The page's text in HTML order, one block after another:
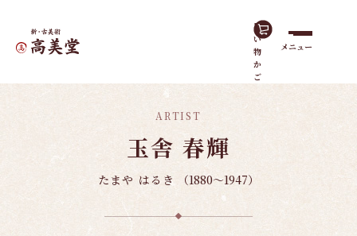
買
い
物
か
ご
メニュー
ホーム諸作家
ARTIST
玉舎 春輝
たまや はるき （1880～1947）